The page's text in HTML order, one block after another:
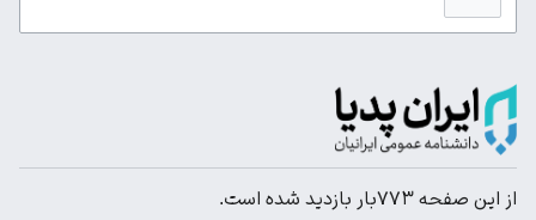
از این صفحه ۷۷۳بار بازدید شده است.